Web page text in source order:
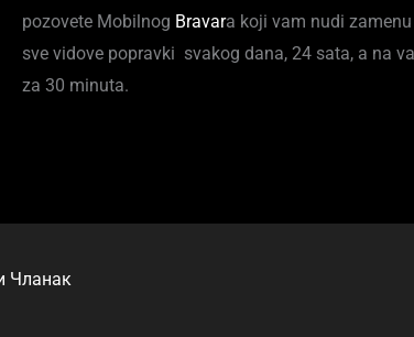
pozovete Mobilnog Bravara koji vam nudi
sve vidove popravki svakog dana, 24 sata, a na
za 30 minuta.
Чланак